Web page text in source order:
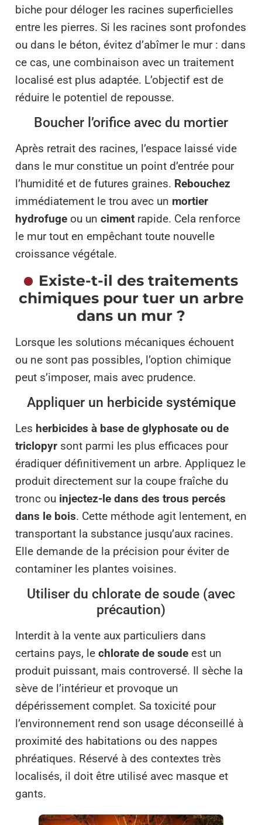
biche pour déloger les racines superficielles
entre les pierres. Si les racines sont profondes
ou dans le béton, évitez d’abîmer le mur : dans
ce cas, une combinaison avec un traitement
localisé est plus adaptée. L’objectif est de
réduire le potentiel de repousse.
Boucher l’orifice avec du mortier
Après retrait des racines, l’espace laissé vide
dans le mur constitue un point d’entrée pour
l’humidité et de futures graines. Rebouchez
immédiatement le trou avec un mortier
hydrofuge ou un ciment rapide. Cela renforce
le mur tout en empêchant toute nouvelle
croissance végétale.
Existe-t-il des traitements
chimiques pour tuer un arbre
dans un mur ?
Lorsque les solutions mécaniques échouent
ou ne sont pas possibles, l’option chimique
peut s’imposer, mais avec prudence.
Appliquer un herbicide systémique
Les herbicides à base de glyphosate ou de
triclopyr sont parmi les plus efficaces pour
éradiquer définitivement un arbre. Appliquez le
produit directement sur la coupe fraîche du
tronc ou injectez-le dans des trous percés
dans le bois. Cette méthode agit lentement, en
transportant la substance jusqu’aux racines.
Elle demande de la précision pour éviter de
contaminer les plantes voisines.
Utiliser du chlorate de soude (avec
précaution)
Interdit à la vente aux particuliers dans
certains pays, le chlorate de soude est un
produit puissant, mais controversé. Il sèche la
sève de l’intérieur et provoque un
dépérissement complet. Sa toxicité pour
l’environnement rend son usage déconseillé à
proximité des habitations ou des nappes
phréatiques. Réservé à des contextes très
localisés, il doit être utilisé avec masque et
gants.